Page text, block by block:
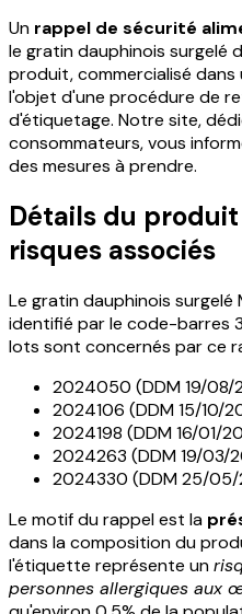
Un rappel de sécurité
le gratin dauphinois surgelé
produit, commercialisé
l'objet d'une procédure de
d'étiquetage. Notre site,
consommateurs, vous
des mesures à prendre.
Détails du
risques associés
Le gratin dauphinois
identifié par le code-barres
lots sont concernés par ce
2024050 (DDM 19/08/
2024106 (DDM 15/10/
2024198 (DDM 16/01/
2024263 (DDM 19/03/
2024330 (DDM 25/
Le motif du rappel est la
dans la composition du
l'étiquette représente un
personnes allergiques aux